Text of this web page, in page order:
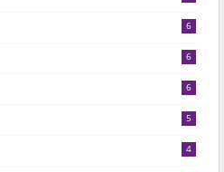
6
6
6
5
4